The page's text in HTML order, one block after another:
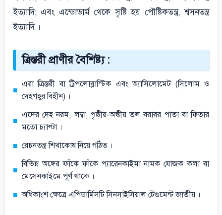
ইত্যাদি; এবং এন্ডোডার্ম থেকে সৃষ্টি হয় পৌষ্টিকতন্ত্র, শ্বসনতন্ত্র
ইত্যাদি ।
ত্রিস্তরী প্রাণীর বৈশিষ্ট্য :
এরা ত্রিস্তরী বা ট্রিপলোব্লাস্টিক এবং অ্যাসিলোমেট (সিলোম ও
দেহগহ্বর বিহীন) ।
এদের দেহ নরম, লম্বা, পৃষ্ঠীয়-অঙ্কীয় তল বরাবর পাতা বা ফিতার
মতো চ্যাপ্টা ।
রেচনতন্ত্র শিখাকোষ নিয়ে গঠিত ।
বিভিন্ন অঙ্গের ফাঁকে ফাঁকে প্যারেনকাইমা নামক যোজক কলা বা
মেসেনকাইমে পূর্ণ থাকে ।
অধিকাংশ ক্ষেত্রে এপিডার্মিসটি সিনসাইসিয়াল টেগুমেন্ট জাতীয় ।